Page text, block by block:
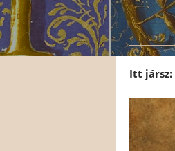
Itt jársz: